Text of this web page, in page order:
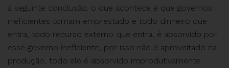
à seguinte conclusão: o que acontece é que governos
ineficientes tomam emprestado e todo dinheiro que
entra, todo recurso externo que entra, é absorvido por
esse governo ineficiente, por isso não é aproveitado na
produção, todo ele é absorvido improdutivamente